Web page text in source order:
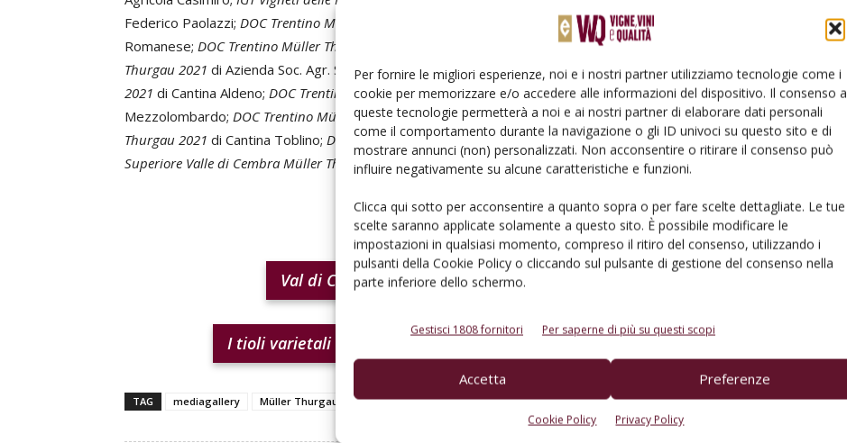
Per fornire le migliori esperienze, noi e i nostri partner utilizziamo tecnologie come i
cookie per memorizzare e/o accedere alle informazioni del dispositivo. Il consenso a
queste tecnologie permetterà a noi e ai nostri partner di elaborare dati personali
come il comportamento durante la navigazione o gli ID univoci su questo sito e di
mostrare annunci (non) personalizzati. Non acconsentire o ritirare il consenso può
influire negativamente su alcune caratteristiche e funzioni.
Clicca qui sotto per acconsentire a quanto sopra o per fare scelte dettagliate. Le tue
scelte saranno applicate solamente a questo sito. È possibile modificare le
impostazioni in qualsiasi momento, compreso il ritiro del consenso, utilizzando i
pulsanti della Cookie Policy o cliccando sul pulsante di gestione del consenso nella
parte inferiore dello schermo.
Gestisci 1808 fornitori Per saperne di più su questi scopi
Accetta Preferenze
Cookie Policy Privacy Policy
Federico Paolazzi; DOC Trentino Müller Thurgau Laetitia 2021
di Azienda Agricola Fratelli
Romanese; DOC Trentino Müller Thurgau 2021 Bio di Azienda Agricola Villa Piccola;DOC Trentino Müller
Thurgau 2021 di Azienda Soc. Agr. Semplice Toniolli;DOC Trentino Müller Thurgau Athesim Flumen
2021 di Cantina Aldeno; DOC Trentino Müller Thurgau 2021di Cantina Rotaliana di
Mezzolombardo; DOC Trentino Müller Thurgau Ritratti 2021di Cantina La Vis;DOC Trentino Müller
Thurgau 2021 di Cantina Toblino; DOC Trentino Müller Thurgau 2021di Fondazione Mach;Doc Trentino
Superiore Valle di Cembra Müller Thurgau Pietramontis– sia annata 2020 che 2021 – di Villa Corniole.
Leggi anche
Val di Cembra capitale dei Müller Thurgau
I tioli varietali rendono unico l’aroma del Müller Thurgau
TAG mediagallery Müller Thurgau Trentino Val di Cembra